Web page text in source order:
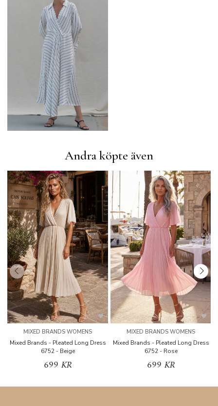
Andra köpte även
MIXED BRANDS WOMENS
Mixed Brands - Pleated Long Dress
6752 - Beige
699 KR
MIXED BRANDS WOMENS
Mixed Brands - Pleated Long Dress
6752 - Rose
699 KR